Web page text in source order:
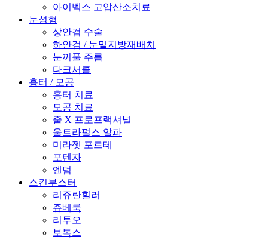
아이벡스 고압산소치료
눈성형
상안검 수술
하안검 / 눈밑지방재배치
눈꺼풀 주름
다크서클
흉터 / 모공
흉터 치료
모공 치료
줄 X 프로프랙셔널
울트라펄스 알파
미라젯 포르테
포텐자
엔덤
스킨부스터
리쥬란힐러
쥬베룩
리투오
보톡스